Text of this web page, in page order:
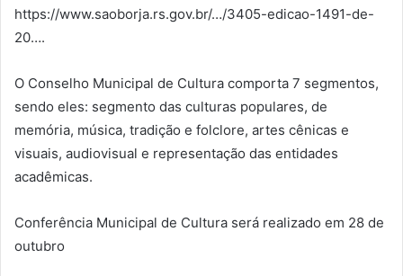
https://www.saoborja.rs.gov.br/…/3405-edicao-1491-de-
20….
O Conselho Municipal de Cultura comporta 7 segmentos,
sendo eles: segmento das culturas populares, de
memória, música, tradição e folclore, artes cênicas e
visuais, audiovisual e representação das entidades
acadêmicas.
Conferência Municipal de Cultura será realizado em 28 de
outubro